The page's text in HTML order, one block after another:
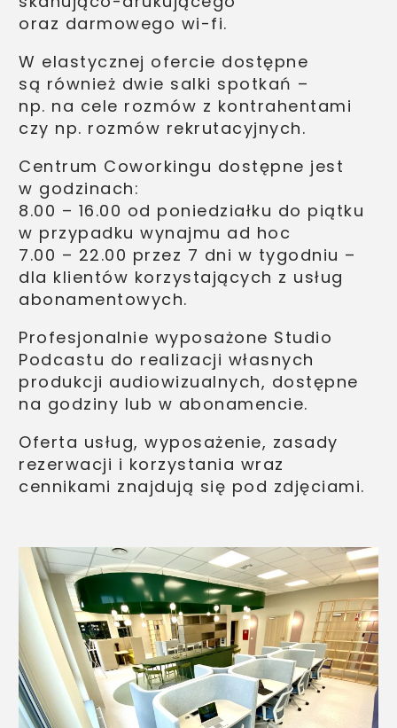
oraz darmowego wi-fi.
W elastycznej ofercie dostępne
są również dwie salki spotkań –
np. na cele rozmów z kontrahentami
czy np. rozmów rekrutacyjnych.
Centrum Coworkingu dostępne jest
w godzinach:
8.00 – 16.00 od poniedziałku do piątku
w przypadku wynajmu ad hoc
7.00 – 22.00 przez 7 dni w tygodniu –
dla klientów korzystających z usług
abonamentowych.
Profesjonalnie wyposażone Studio
Podcastu do realizacji własnych
produkcji audiowizualnych, dostępne
na godziny lub w abonamencie.
Oferta usług, wyposażenie, zasady
rezerwacji i korzystania wraz
cennikami znajdują się pod zdjęciami.